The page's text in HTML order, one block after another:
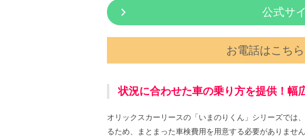
公式サ
お電話はこち
状況に合わせた車の乗り方を提供！幅
オリックスカーリースの「いまのりくん」シリーズでは
るため、まとまった車検費用を用意する必要がありませ